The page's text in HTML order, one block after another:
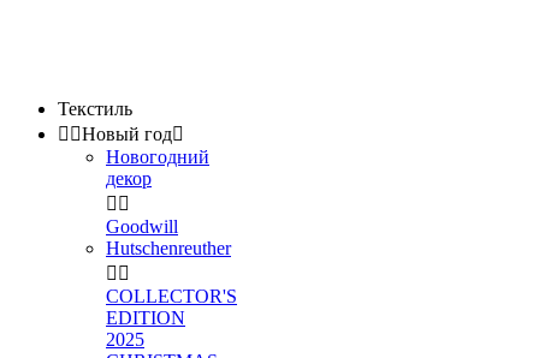
Текстиль
 Новый год
Новогодний
декор
 
Goodwill
Hutschenreuther
 
COLLECTOR'S
EDITION
2025